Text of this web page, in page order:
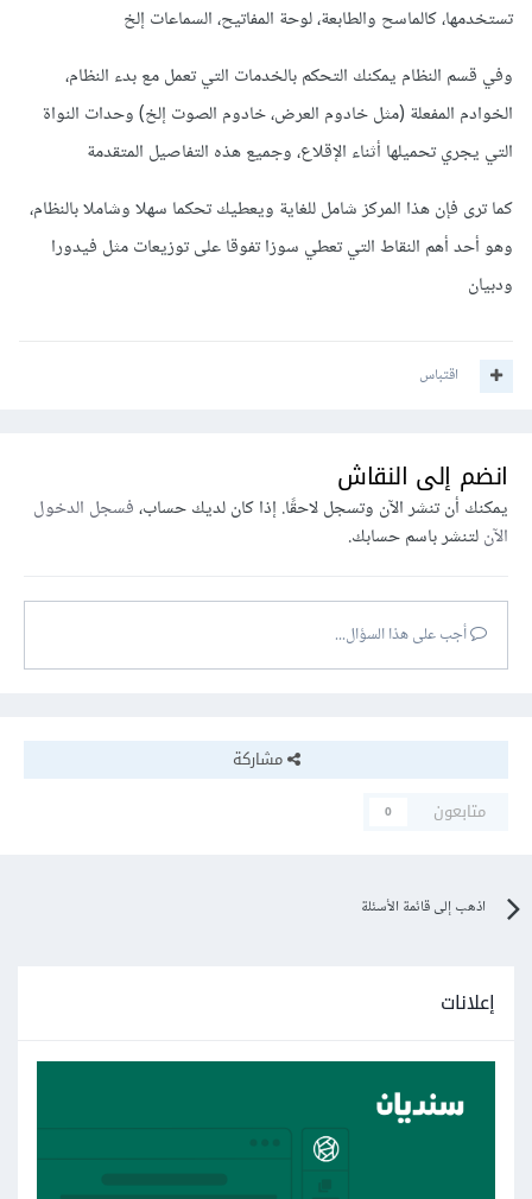
تستخدمها، كالماسح والطابعة، لوحة المفاتيح، السماعات إلخ
وفي قسم النظام يمكنك التحكم بالخدمات التي تعمل مع بدء النظام،
الخوادم المفعلة (مثل خادوم العرض، خادوم الصوت إلخ) وحدات النواة
التي يجري تحميلها أثناء الإقلاع، وجميع هذه التفاصيل المتقدمة
كما ترى فإن هذا المركز شامل للغاية ويعطيك تحكما سهلا وشاملا بالنظام،
وهو أحد أهم النقاط التي تعطي سوزا تفوقا على توزيعات مثل فيدورا
ودبيان
اقتباس
انضم إلى النقاش
يمكنك أن تنشر الآن وتسجل لاحقًا. إذا كان لديك حساب،فسجل الدخول
الآنلتنشر باسم حسابك.
أجب على هذا السؤال...
مشاركة
متابعون
0
اذهب إلى قائمة الأسئلة
إعلانات